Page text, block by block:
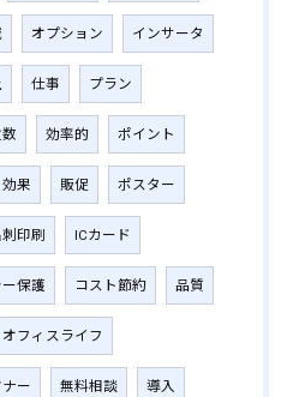
オプション インサータ
仕事 プラン
効率的 ポイント
効果 販促 ポスター
印刷 ICカード
保護 コスト節約 品質
オフィスライフ
ー 無料相談 導入